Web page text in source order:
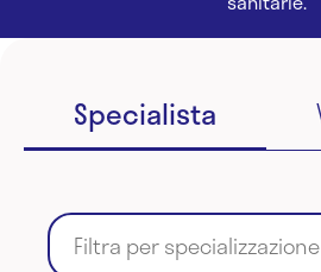
Specialista
Filtra per specializzazione